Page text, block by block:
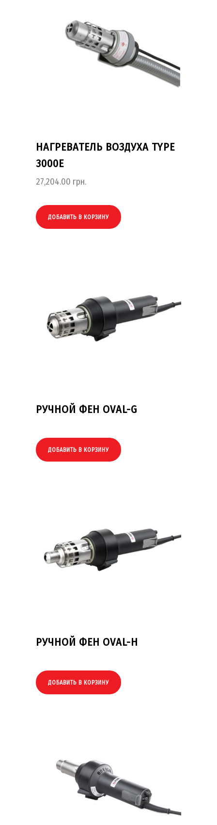
НАГРЕВАТЕЛЬ ВОЗДУХА TYPE
3000E
27,204.00 грн.
ДОБАВИТЬ В КОРЗИНУ
РУЧНОЙ ФЕН OVAL-G
ДОБАВИТЬ В КОРЗИНУ
РУЧНОЙ ФЕН OVAL-H
ДОБАВИТЬ В КОРЗИНУ